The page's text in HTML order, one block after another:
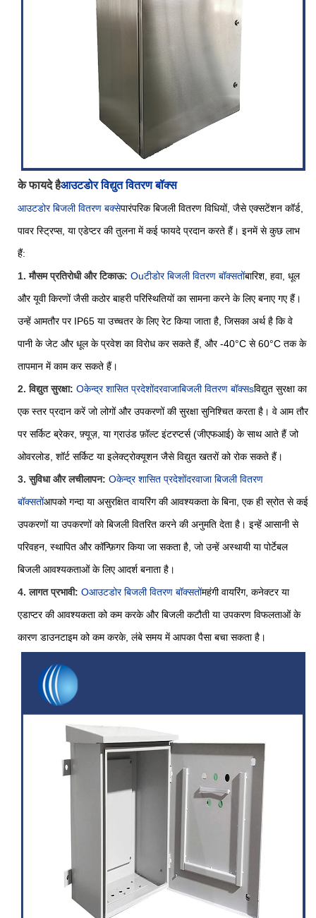
के फायदे हैआउटडोर विद्युत वितरण बॉक्स
आउटडोर बिजली वितरण बक्सेपारंपरिक बिजली वितरण विधियों, जैसे एक्सटेंशन कॉर्ड,
पावर स्ट्रिप्स, या एडेप्टर की तुलना में कई फायदे प्रदान करते हैं। इनमें से कुछ लाभ
हैं:
1. मौसम प्रतिरोधी और टिकाऊ: Ouटीडोर बिजली वितरण बॉक्सतोंबारिश, हवा, धूल
और यूवी किरणों जैसी कठोर बाहरी परिस्थितियों का सामना करने के लिए बनाए गए हैं।
उन्हें आमतौर पर IP65 या उच्चतर के लिए रेट किया जाता है, जिसका अर्थ है कि वे
पानी के जेट और धूल के प्रवेश का विरोध कर सकते हैं, और -40°C से 60°C तक के
तापमान में काम कर सकते हैं।
2. विद्युत सुरक्षा: Oकेन्द्र शासित प्रदेशोंदरवाजाबिजली वितरण बॉक्सsविद्युत सुरक्षा का
एक स्तर प्रदान करें जो लोगों और उपकरणों की सुरक्षा सुनिश्चित करता है। वे आम तौर
पर सर्किट ब्रेकर, फ़्यूज़, या ग्राउंड फ़ॉल्ट इंटरप्टर्स (जीएफआई) के साथ आते हैं जो
ओवरलोड, शॉर्ट सर्किट या इलेक्ट्रोक्यूशन जैसे विद्युत खतरों को रोक सकते हैं।
3. सुविधा और लचीलापन: Oकेन्द्र शासित प्रदेशोंदरवाजा बिजली वितरण
बॉक्सतोंआपको गन्दा या असुरक्षित वायरिंग की आवश्यकता के बिना, एक ही स्रोत से कई
उपकरणों या उपकरणों को बिजली वितरित करने की अनुमति देता है। इन्हें आसानी से
परिवहन, स्थापित और कॉन्फ़िगर किया जा सकता है, जो उन्हें अस्थायी या पोर्टेबल
बिजली आवश्यकताओं के लिए आदर्श बनाता है।
4. लागत प्रभावी: Oआउटडोर बिजली वितरण बॉक्सतोंमहंगी वायरिंग, कनेक्टर या
एडाप्टर की आवश्यकता को कम करके और बिजली कटौती या उपकरण विफलताओं के
कारण डाउनटाइम को कम करके, लंबे समय में आपका पैसा बचा सकता है।